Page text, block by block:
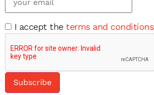
I accept the terms and conditions